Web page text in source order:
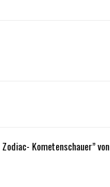
Kometenschauer” von